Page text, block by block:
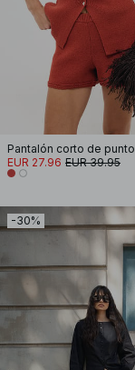
Pantalón corto de punto
EUR 27.96 EUR 39.95
-30%